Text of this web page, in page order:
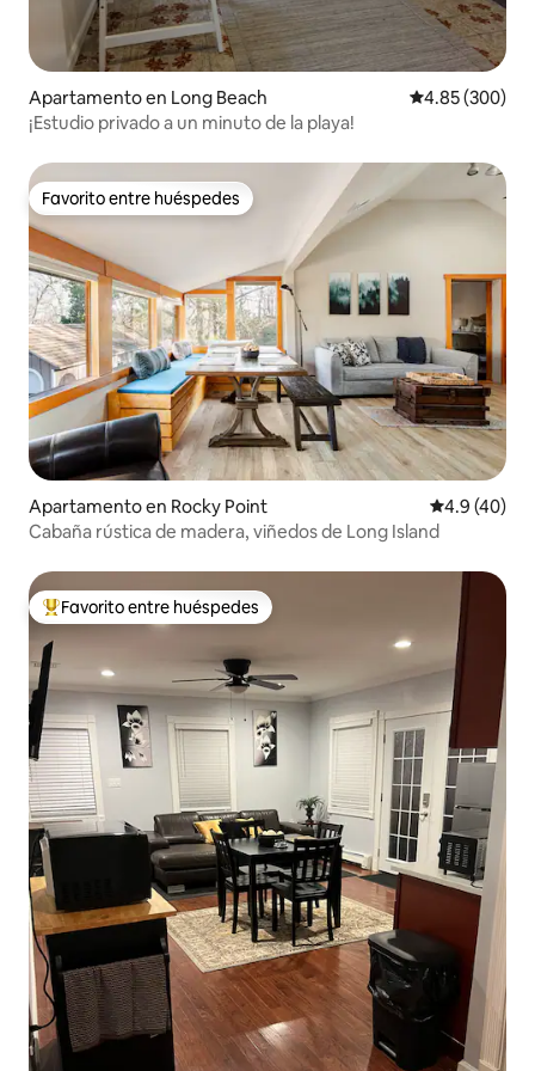
Apartamento en Long Beach Calificación
4.85 (300)
¡Estudio privado a un minuto de la playa!
Favorito entre huéspedes
Favorito entre huéspedes
Apartamento en Rocky Point Calificación
4.9 (40)
Cabaña rústica de madera, viñedos de Long Island
Favorito entre huéspedes preferido
Favorito entre huéspedes